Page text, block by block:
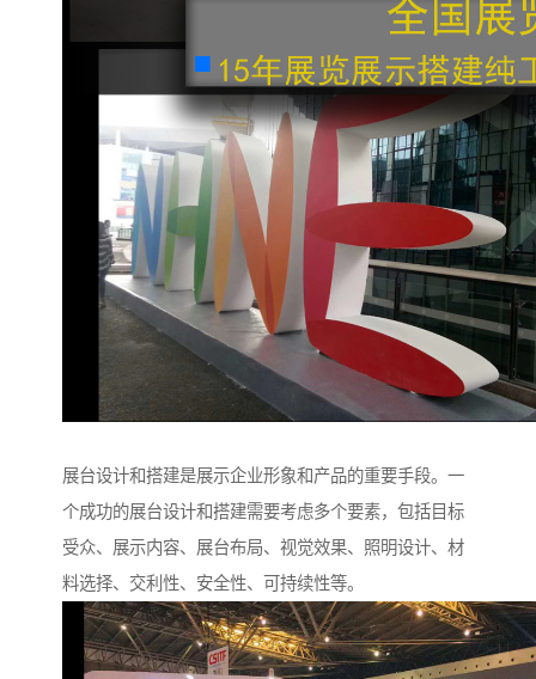
展台设计和搭建是展示企业形象和产品的重要手段。一
个成功的展台设计和搭建需要考虑多个要素，包括目标
受众、展示内容、展台布局、视觉效果、照明设计、材
料选择、交利性、安全性、可持续性等。